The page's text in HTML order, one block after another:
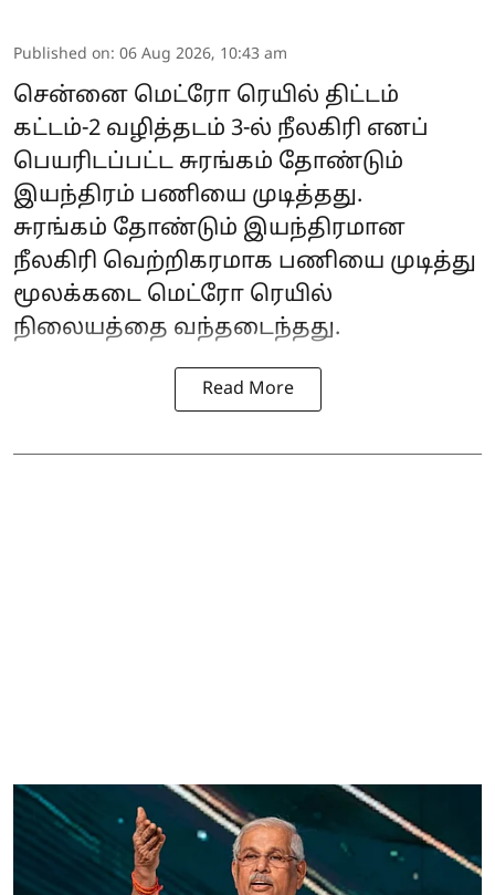
Published on: 06 Aug 2026, 10:43 am
சென்னை மெட்ரோ ரெயில் திட்டம்
கட்டம்-2 வழித்தடம் 3-ல் நீலகிரி எனப்
பெயரிடப்பட்ட சுரங்கம் தோண்டும்
இயந்திரம் பணியை முடித்தது.
சுரங்கம் தோண்டும் இயந்திரமான
நீலகிரி வெற்றிகரமாக பணியை முடித்து
மூலக்கடை மெட்ரோ ரெயில்
நிலையத்தை வந்தடைந்தது.
Read More